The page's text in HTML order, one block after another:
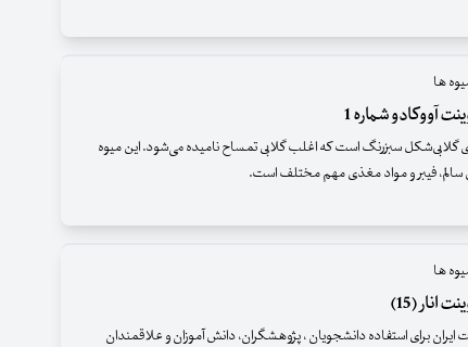
ها
آووکادو شماره 1
گلابی‌شکل سبزرنگ است که اغلب گلابی تمساح نامیده می‌شود. این میوه
سالم، فیبر و مواد مغذی مهم مختلف است.
ها
انار (15)
ایران برای استفاده دانشجویان ، پژوهشگران، دانش آموزان و علاقمندان